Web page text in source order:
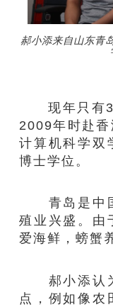
郝小添来自山东青
现年只有32
2009年时赴香
计算机科学双
博士学位。
青岛是中国
殖业兴盛。由
爱海鲜，螃蟹
郝小添认为
点，例如像农